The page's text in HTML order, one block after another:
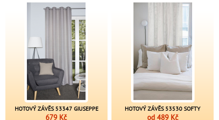
HOTOVÝ ZÁVĚS 53347 GIUSEPPE
679 Kč
HOTOVÝ ZÁVĚS 53530 SOFTY
od 489 Kč